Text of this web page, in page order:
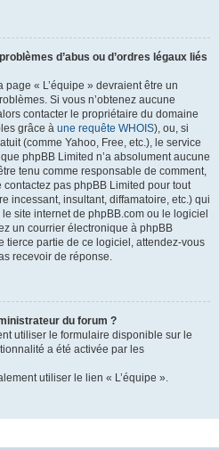
d’abus ou d’ordres légaux liés
« L’équipe » devraient être un
Si vous n’obtenez aucune
contacter le propriétaire du domaine
grâce à une requête WHOIS), ou, si
(comme Yahoo, Free, etc.), le service
phpBB Limited n’a absolument aucune
tenu comme responsable de comment,
pas phpBB Limited pour tout
incessant, insultant, diffamatoire, etc.) qui
site internet de phpBB.com ou le logiciel
un courrier électronique à phpBB
tierce partie de ce logiciel, attendez-vous
recevoir de réponse.
du forum ?
utiliser le formulaire disponible sur le
a été activée par les
utiliser le lien « L’équipe ».